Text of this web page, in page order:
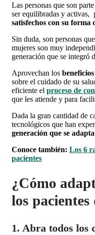
Las personas que son
ser equilibradas y activas,
satisfechos con su forma
Sin duda, son personas
mujeres son muy
generación que se integró
Aprovechan los
sobre el cuidado de su
eficiente el proceso de
que les atiende y para
Dada la gran cantidad de
tecnológicos que han
generación que se
Conoce también: Los 6
pacientes
¿Cómo
los
1. Abra todos los